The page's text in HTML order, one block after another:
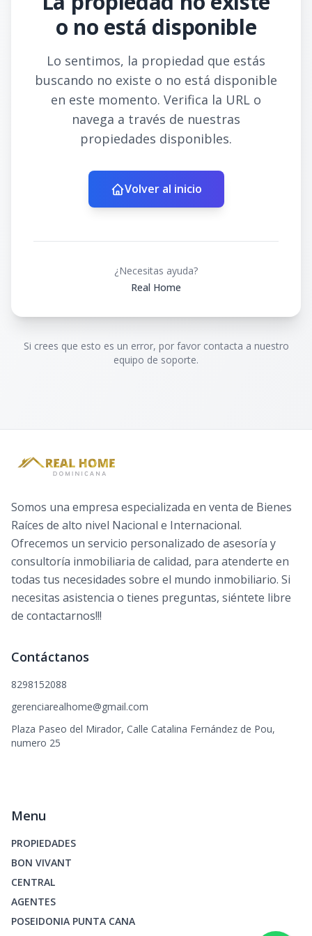
o no está disponible
Lo sentimos, la propiedad que estás
buscando no existe o no está disponible
en este momento. Verifica la URL o
navega a través de nuestras
propiedades disponibles.
Volver al inicio
¿Necesitas ayuda?
Real Home
Si crees que esto es un error, por favor contacta a nuestro
equipo de soporte.
Somos una empresa especializada en venta de Bienes
Raíces de alto nivel Nacional e Internacional.
Ofrecemos un servicio personalizado de asesoría y
consultoría inmobiliaria de calidad, para atenderte en
todas tus necesidades sobre el mundo inmobiliario. Si
necesitas asistencia o tienes preguntas, siéntete libre
de contactarnos!!!
Contáctanos
8298152088
gerenciarealhome@gmail.com
Plaza Paseo del Mirador, Calle Catalina Fernández de Pou,
numero 25
Menu
PROPIEDADES
BON VIVANT
CENTRAL
AGENTES
POSEIDONIA PUNTA CANA